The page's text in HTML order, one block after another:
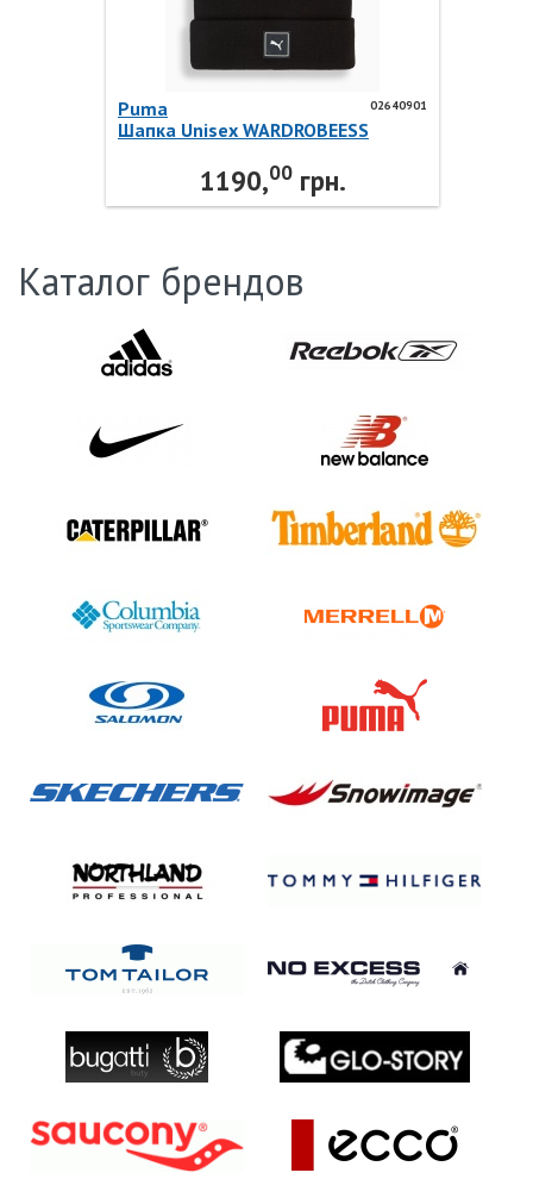
02640901
Puma
Шапка Unisex WARDROBEESS
1190,00грн.
Каталог брендов